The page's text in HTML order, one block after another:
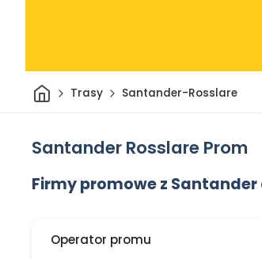
DomTrasy Santander-Rosslare
Santander Rosslare Prom
Firmy promowe z Santander
Operator promu